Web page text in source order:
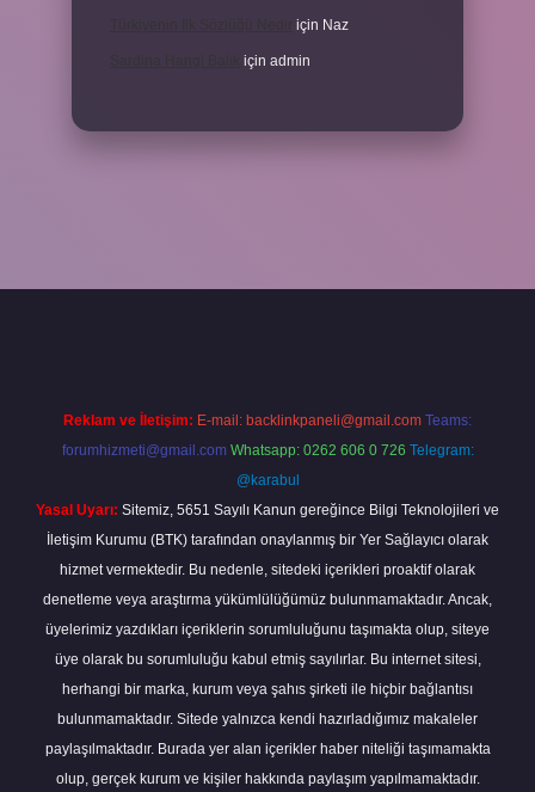
için Naz
için admin
Reklam ve İletişim: E-mail: backlinkpaneli@gmail.com Teams:
forumhizmeti@gmail.com Whatsapp: 0262 606 0 726 Telegram:
@karabul
Yasal Uyarı: Sitemiz, 5651 Sayılı Kanun gereğince Bilgi Teknolojileri ve
İletişim Kurumu (BTK) tarafından onaylanmış bir Yer Sağlayıcı olarak
hizmet vermektedir. Bu nedenle, sitedeki içerikleri proaktif olarak
denetleme veya araştırma yükümlülüğümüz bulunmamaktadır. Ancak,
üyelerimiz yazdıkları içeriklerin sorumluluğunu taşımakta olup, siteye
üye olarak bu sorumluluğu kabul etmiş sayılırlar. Bu internet sitesi,
herhangi bir marka, kurum veya şahıs şirketi ile hiçbir bağlantısı
bulunmamaktadır. Sitede yalnızca kendi hazırladığımız makaleler
paylaşılmaktadır. Burada yer alan içerikler haber niteliği taşımamakta
olup, gerçek kurum ve kişiler hakkında paylaşım yapılmamaktadır.